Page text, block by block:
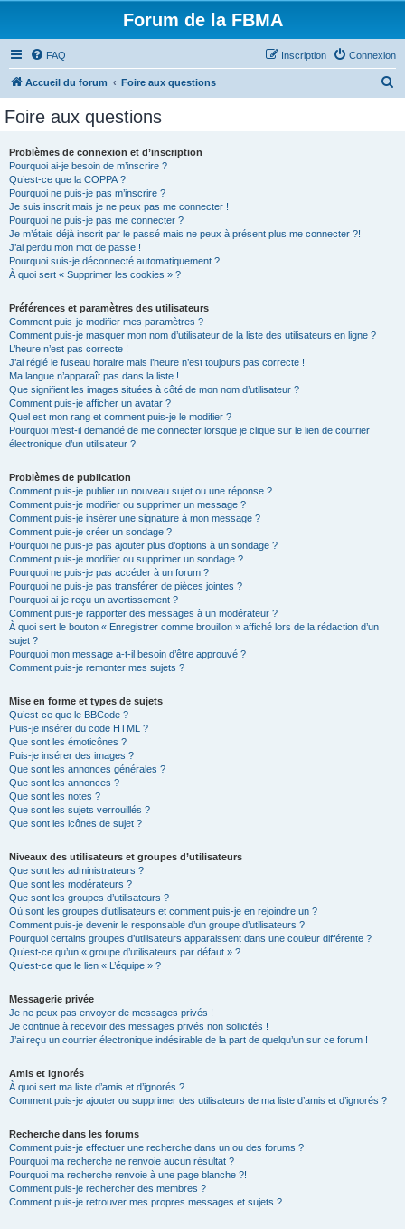
Forum de la FBMA
FAQ Connexion
Inscription
Accueil du forum Foire aux questions
Foire aux questions
Problèmes de connexion et d’inscription
Pourquoi ai-je besoin de m’inscrire ?
Qu’est-ce que la COPPA ?
Pourquoi ne puis-je pas m’inscrire ?
Je suis inscrit mais je ne peux pas me connecter !
Pourquoi ne puis-je pas me connecter ?
Je m’étais déjà inscrit par le passé mais ne peux à présent plus me connecter ?!
J’ai perdu mon mot de passe !
Pourquoi suis-je déconnecté automatiquement ?
À quoi sert « Supprimer les cookies » ?
Préférences et paramètres des utilisateurs
Comment puis-je modifier mes paramètres ?
Comment puis-je masquer mon nom d’utilisateur de la liste des utilisateurs en ligne ?
L’heure n’est pas correcte !
J’ai réglé le fuseau horaire mais l’heure n’est toujours pas correcte !
Ma langue n’apparaît pas dans la liste !
Que signifient les images situées à côté de mon nom d’utilisateur ?
Comment puis-je afficher un avatar ?
Quel est mon rang et comment puis-je le modifier ?
Pourquoi m’est-il demandé de me connecter lorsque je clique sur le lien de courrier
électronique d’un utilisateur ?
Problèmes de publication
Comment puis-je publier un nouveau sujet ou une réponse ?
Comment puis-je modifier ou supprimer un message ?
Comment puis-je insérer une signature à mon message ?
Comment puis-je créer un sondage ?
Pourquoi ne puis-je pas ajouter plus d’options à un sondage ?
Comment puis-je modifier ou supprimer un sondage ?
Pourquoi ne puis-je pas accéder à un forum ?
Pourquoi ne puis-je pas transférer de pièces jointes ?
Pourquoi ai-je reçu un avertissement ?
Comment puis-je rapporter des messages à un modérateur ?
À quoi sert le bouton « Enregistrer comme brouillon » affiché lors de la rédaction d’un
sujet ?
Pourquoi mon message a-t-il besoin d’être approuvé ?
Comment puis-je remonter mes sujets ?
Mise en forme et types de sujets
Qu’est-ce que le BBCode ?
Puis-je insérer du code HTML ?
Que sont les émoticônes ?
Puis-je insérer des images ?
Que sont les annonces générales ?
Que sont les annonces ?
Que sont les notes ?
Que sont les sujets verrouillés ?
Que sont les icônes de sujet ?
Niveaux des utilisateurs et groupes d’utilisateurs
Que sont les administrateurs ?
Que sont les modérateurs ?
Que sont les groupes d’utilisateurs ?
Où sont les groupes d’utilisateurs et comment puis-je en rejoindre un ?
Comment puis-je devenir le responsable d’un groupe d’utilisateurs ?
Pourquoi certains groupes d’utilisateurs apparaissent dans une couleur différente ?
Qu’est-ce qu’un « groupe d’utilisateurs par défaut » ?
Qu’est-ce que le lien « L’équipe » ?
Messagerie privée
Je ne peux pas envoyer de messages privés !
Je continue à recevoir des messages privés non sollicités !
J’ai reçu un courrier électronique indésirable de la part de quelqu’un sur ce forum !
Amis et ignorés
À quoi sert ma liste d’amis et d’ignorés ?
Comment puis-je ajouter ou supprimer des utilisateurs de ma liste d’amis et d’ignorés ?
Recherche dans les forums
Comment puis-je effectuer une recherche dans un ou des forums ?
Pourquoi ma recherche ne renvoie aucun résultat ?
Pourquoi ma recherche renvoie à une page blanche ?!
Comment puis-je rechercher des membres ?
Comment puis-je retrouver mes propres messages et sujets ?